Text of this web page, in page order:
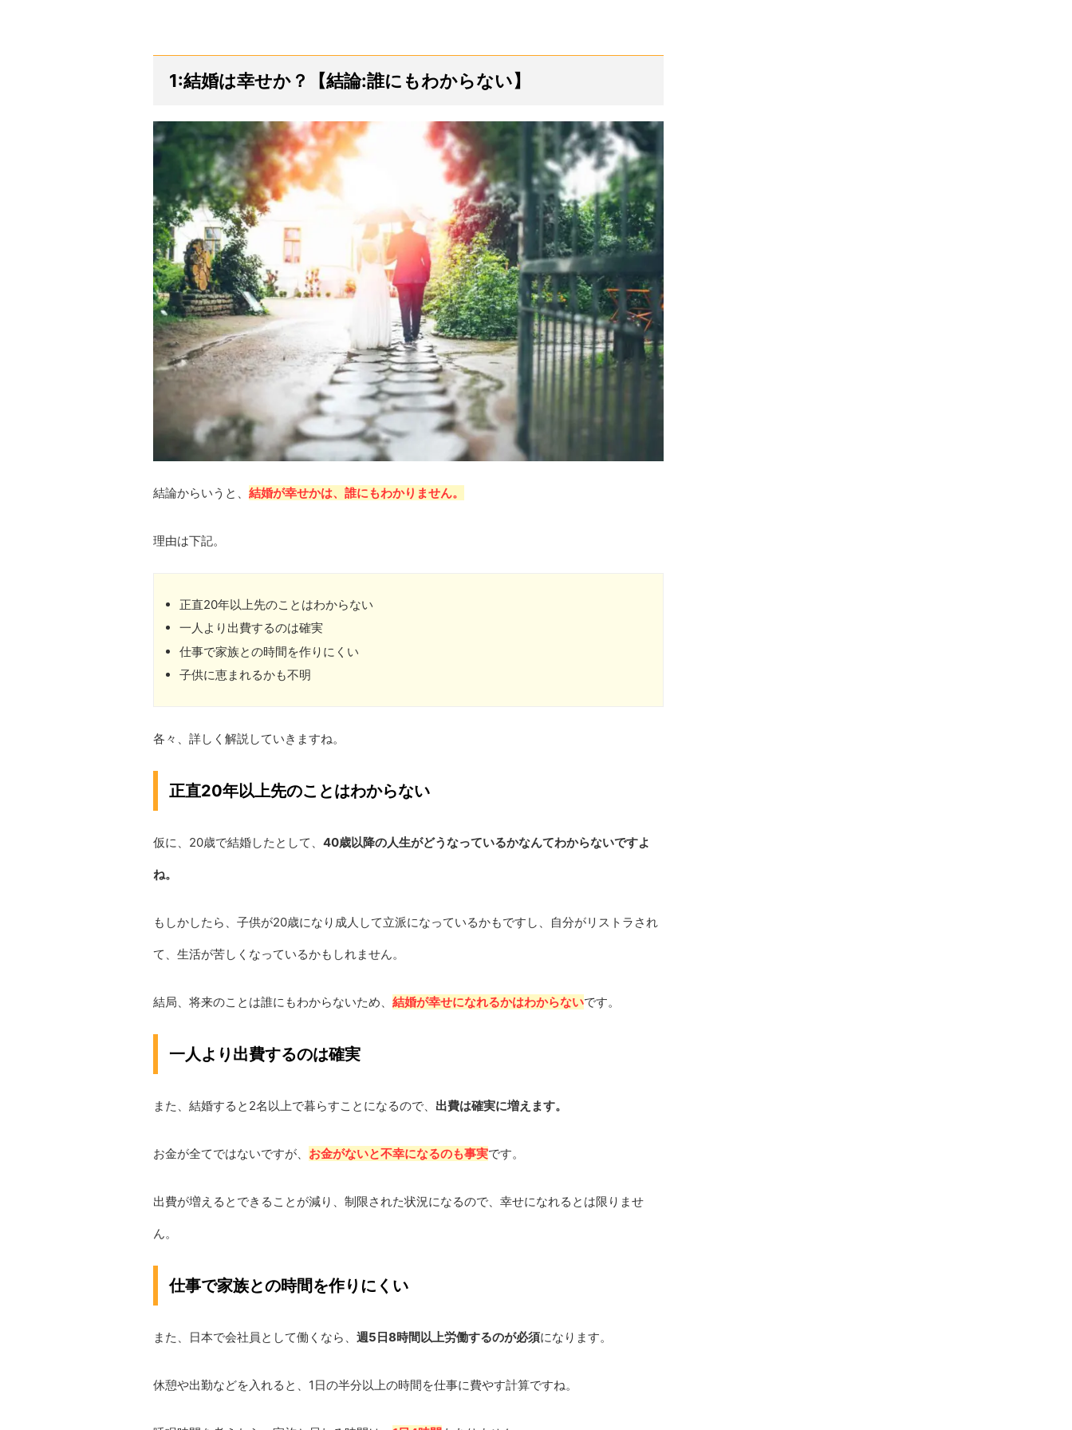
1:結婚は幸せか？【結論:誰にもわからない】
結論からいうと、 結婚が幸せかは、誰にもわかりません。
理由は下記。
正直20年以上先のことはわからない
一人より出費するのは確実
仕事で家族との時間を作りにくい
子供に恵まれるかも不明
各々、詳しく解説していきますね。
正直20年以上先のことはわからない
仮に、20歳で結婚したとして、 40歳以降の人生がどうなっているかなんてわからないですよ
ね。
もしかしたら、子供が20歳になり成人して立派になっているかもですし、自分がリストラされ
て、生活が苦しくなっているかもしれません。
結局、将来のことは誰にもわからないため、 結婚が幸せになれるかはわからないです。
一人より出費するのは確実
また、結婚すると2名以上で暮らすことになるので、 出費は確実に増えます。
お金が全てではないですが、 お金がないと不幸になるのも事実です。
出費が増えるとできることが減り、制限された状況になるので、幸せになれるとは限りませ
ん。
仕事で家族との時間を作りにくい
また、日本で会社員として働くなら、 週5日8時間以上労働するのが必須になります。
休憩や出勤などを入れると、1日の半分以上の時間を仕事に費やす計算ですね。